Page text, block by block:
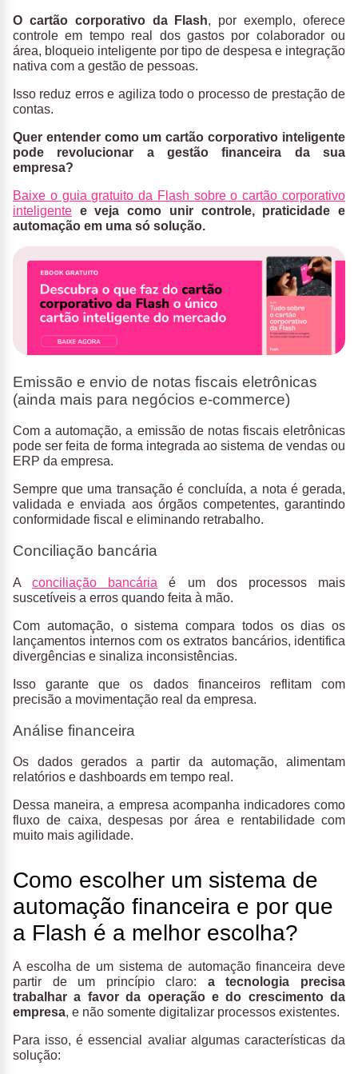
O cartão corporativo da Flash, por exemplo, oferece
controle em tempo real dos gastos por colaborador ou
área, bloqueio inteligente por tipo de despesa e integração
nativa com a gestão de pessoas.
Isso reduz erros e agiliza todo o processo de prestação de
contas.
Quer entender como um cartão corporativo inteligente
pode revolucionar a gestão financeira da sua
empresa?
Baixe o guia gratuito da Flash sobre o cartão corporativo
inteligente e veja como unir controle, praticidade e
automação em uma só solução.
Emissão e envio de notas fiscais eletrônicas
(ainda mais para negócios e-commerce)
Com a automação, a emissão de notas fiscais eletrônicas
pode ser feita de forma integrada ao sistema de vendas ou
ERP da empresa.
Sempre que uma transação é concluída, a nota é gerada,
validada e enviada aos órgãos competentes, garantindo
conformidade fiscal e eliminando retrabalho.
Conciliação bancária
Aconciliação bancária é um dos processos mais
suscetíveis a erros quando feita à mão.
Com automação, o sistema compara todos os dias os
lançamentos internos com os extratos bancários, identifica
divergências e sinaliza inconsistências.
Isso garante que os dados financeiros reflitam com
precisão a movimentação real da empresa.
Análise financeira
Os dados gerados a partir da automação, alimentam
relatórios e dashboards em tempo real.
Dessa maneira, a empresa acompanha indicadores como
fluxo de caixa, despesas por área e rentabilidade com
muito mais agilidade.
Como escolher um sistema de
automação financeira e por que
a Flash é a melhor escolha?
A escolha de um sistema de automação financeira deve
partir de um princípio claro: a tecnologia precisa
trabalhar a favor da operação e do crescimento da
empresa, e não somente digitalizar processos existentes.
Para isso, é essencial avaliar algumas características da
solução: